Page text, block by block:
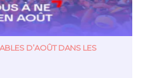
D’AOÛT DANS LES